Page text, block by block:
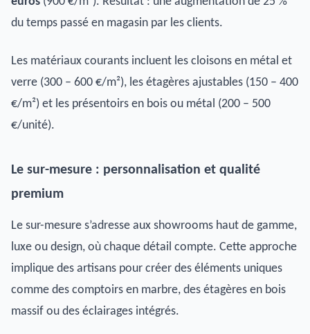
du temps passé en magasin par les clients.
Les matériaux courants incluent les cloisons en métal et
verre (300 – 600 €/m²), les étagères ajustables (150 – 400
€/m²) et les présentoirs en bois ou métal (200 – 500
€/unité).
Le sur-mesure : personnalisation et qualité
premium
Le sur-mesure s’adresse aux showrooms haut de gamme,
luxe ou design, où chaque détail compte. Cette approche
implique des artisans pour créer des éléments uniques
comme des comptoirs en marbre, des étagères en bois
massif ou des éclairages intégrés.